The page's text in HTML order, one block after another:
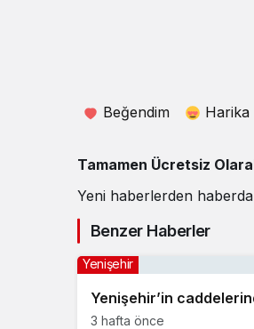
Beğendim Harika
Tamamen Ücretsiz
Yeni haberlerden
Benzer Haberler
Yenişehir’in
Yenişehir
3 hafta önce